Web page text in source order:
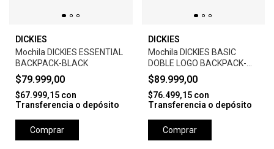
DICKIES
Mochila DICKIES ESSENTIAL
BACKPACK-BLACK
$79.999,00
$67.999,15 con
Transferencia o depósito
Comprar
DICKIES
Mochila DICKIES BASIC
DOBLE LOGO BACKPACK-
BLACK
$89.999,00
$76.499,15 con
Transferencia o depósito
Comprar